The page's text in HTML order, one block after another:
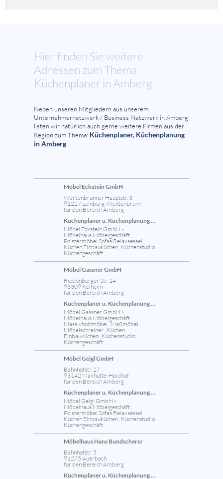
Hier finden Sie weitere
Adressen zum Thema
Küchenplaner in Amberg
Neben unseren Mitgliedern aus unserem
Unternehmernetzwerk / Business Netzwerk in Amberg
listen wir natürlich auch gerne weitere Firmen aus der
Region zum Thema: Küchenplaner, Küchenplanung
in Amberg
Möbel Eckstein GmbH
Weißenbrunner Hauptstr. 3
91227 Leinburg-Weißenbrunn
für den Bereich Amberg
Küchenplaner u. Küchenplanung ...
Möbel Eckstein GmbH »
Möbelhaus Möbelgeschäft ,
Polstermöbel Sofas Relaxsessel ,
Küchen Einbauküchen , Küchenstudio
Küchengeschäft ,
Möbel Gassner GmbH
Riedenburger Str. 14
93309 Kelheim
für den Bereich Amberg
Küchenplaner u. Küchenplanung ...
Möbel Gassner GmbH »
Möbelhaus Möbelgeschäft ,
Massivholzmöbel , Maßmöbel ,
Möbelschreiner , Küchen
Einbauküchen , Küchenstudio
Küchengeschäft ,
Möbel Geigl GmbH
Bahnhofstr. 27
93142 Maxhütte-Haidhof
für den Bereich Amberg
Küchenplaner u. Küchenplanung ...
Möbel Geigl GmbH »
Möbelhaus Möbelgeschäft ,
Polstermöbel Sofas Relaxsessel ,
Küchen Einbauküchen , Küchenstudio
Küchengeschäft ,
Möbelhaus Hans Bundscherer
Bahnhofstr. 5
91275 Auerbach
für den Bereich Amberg
Küchenplaner u. Küchenplanung ...